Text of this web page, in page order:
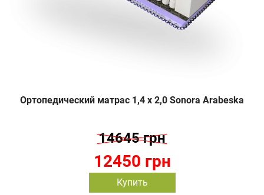
Ортопедический матрас 1,4 х 2,0 Sonora Arabeska
12450 грн
14645 грн
Купить